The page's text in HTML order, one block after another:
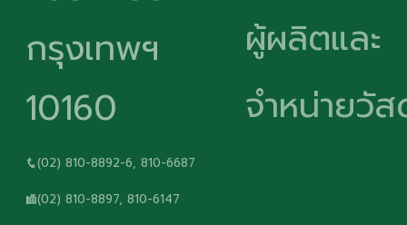
กรุงเทพฯ
10160
(02) 810-8892-6, 810-6687
(02) 810-8897, 810-6147
ผู้ผลิตและ
จำหน่ายวั